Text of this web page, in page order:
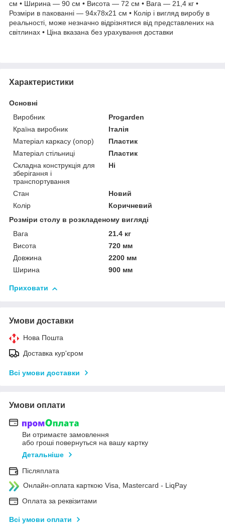
см • Ширина — 90 см • Висота — 72 см • Вага — 21,4 кг •
Розміри в пакованні — 94х78х21 см • Колір і вигляд виробу в
реальності, може незначно відрізнятися від представлених на
світлинах • Ціна вказана без урахування доставки
Характеристики
Основні
Виробник
Progarden
Країна виробник
Італія
Матеріал каркасу (опор)
Пластик
Матеріал стільниці
Пластик
Складна конструкція для
зберігання і
транспортування
Ні
Стан
Новий
Колір
Коричневий
Розміри столу в розкладеному вигляді
Вага
21.4 кг
Висота
720 мм
Довжина
2200 мм
Ширина
900 мм
Приховати
Умови доставки
Нова Пошта
Доставка кур'єром
Всі умови доставки
Умови оплати
Ви отримаєте замовлення
або гроші повернуться на вашу картку
Детальніше
Післяплата
Онлайн-оплата карткою Visa, Mastercard - LiqPay
Оплата за реквізитами
Всі умови оплати